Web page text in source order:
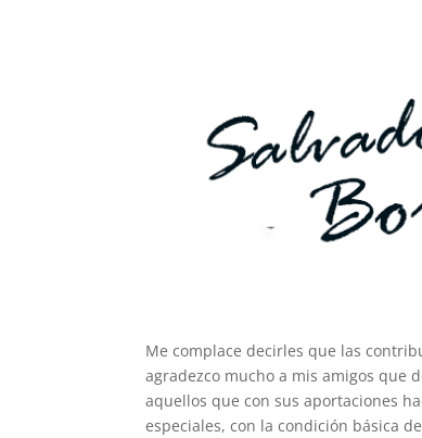
Me complace decirles que las
agradezco mucho a mis amigos que
aquellos que con sus aportaciones
especiales, con la condición básica